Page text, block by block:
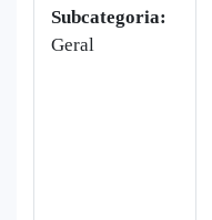
Subcategoria:
Geral